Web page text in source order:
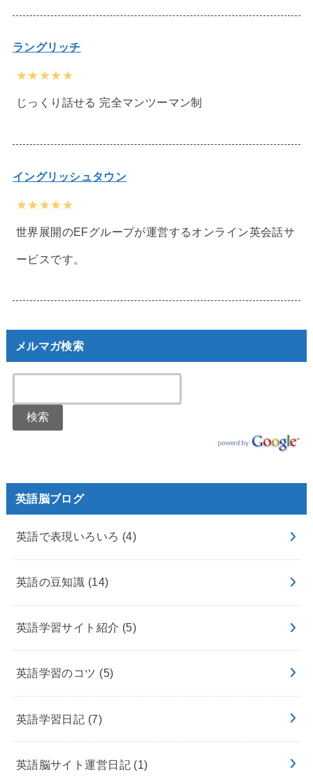
ラングリッチ
★★★★★
じっくり話せる 完全マンツーマン制
イングリッシュタウン
★★★★★
世界展開のEFグループが運営するオンライン英会話サ
ービスです。
メルマガ検索
英語脳ブログ
英語で表現いろいろ (4)
英語の豆知識 (14)
英語学習サイト紹介 (5)
英語学習のコツ (5)
英語学習日記 (7)
英語脳サイト運営日記 (1)